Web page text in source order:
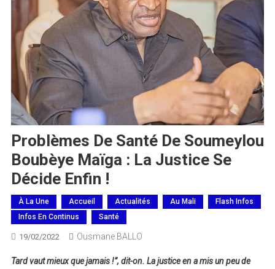
Problèmes De Santé De Soumeylou
Boubèye Maïga : La Justice Se
Décide Enfin !
À La Une Accueil Actualités Au Mali
Flash Infos
Infos En Continus
Santé
19/02/2022 Ousmane BALLO
Tard vaut mieux que jamais !”, dit-on. La justice en a mis un peu de